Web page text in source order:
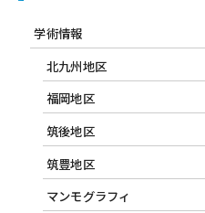
学術情報
北九州地区
福岡地区
筑後地区
筑豊地区
マンモグラフィ